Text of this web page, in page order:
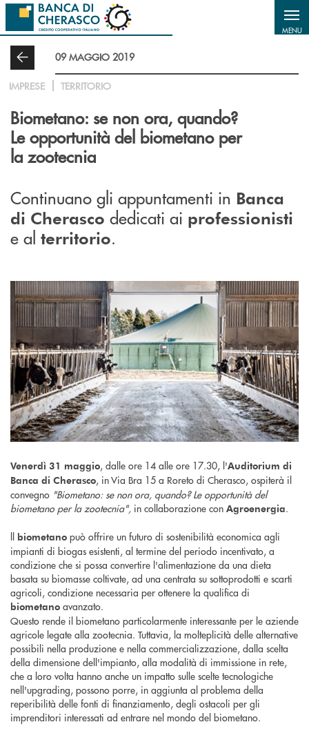
Salta al contenuto principale
MENU
09 MAGGIO 2019
IMPRESE TERRITORIO
Biometano: se non ora, quando?
Le opportunità del biometano per
la zootecnia
Continuano gli appuntamenti in Banca
di Cherasco dedicati ai professionisti
e al territorio.
Venerdì 31 maggio, dalle ore 14 alle ore 17.30, l'Auditorium di
Banca di Cherasco, in Via Bra 15 a Roreto di Cherasco, ospiterà il
convegno "Biometano: se non ora, quando? Le opportunità del
biometano per la zootecnia", in collaborazione con Agroenergia.
ll biometano può offrire un futuro di sostenibilità economica agli
impianti di biogas esistenti, al termine del periodo incentivato, a
condizione che si possa convertire l'alimentazione da una dieta
basata su biomasse coltivate, ad una centrata su sottoprodotti e scarti
agricoli, condizione necessaria per ottenere la qualifica di
biometano avanzato.
Questo rende il biometano particolarmente interessante per le aziende
agricole legate alla zootecnia. Tuttavia, la molteplicità delle alternative
possibili nella produzione e nella commercializzazione, dalla scelta
della dimensione dell'impianto, alla modalità di immissione in rete,
che a loro volta hanno anche un impatto sulle scelte tecnologiche
nell'upgrading, possono porre, in aggiunta al problema della
reperibilità delle fonti di finanziamento, degli ostacoli per gli
imprenditori interessati ad entrare nel mondo del biometano.